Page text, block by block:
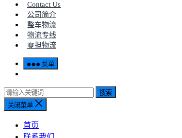
Contact Us
公司简介
整车物流
物流专线
零担物流
菜单
搜索
关闭菜单
首页